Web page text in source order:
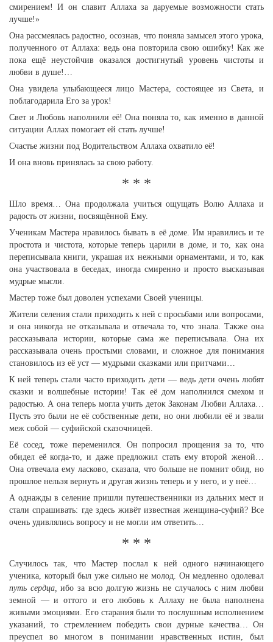
смирением! И он славит Аллаха за даруемые возможности стать
лучше!»
Она рассмеялась радостно, осознав, что поняла замысел этого урока,
полученного от Аллаха: ведь она повторила свою ошибку! Как же
пока ещё неустойчив оказался достигнутый уровень чистоты и
любви в душе!…
Она увидела улыбающееся лицо Мастера, состоящее из Света, и
поблагодарила Его за урок!
Свет и Любовь наполнили её! Она поняла то, как именно в данной
ситуации Аллах помогает ей стать лучше!
Счастье жизни под Водительством Аллаха охватило её!
И она вновь принялась за свою работу.
* * *
Шло время… Она продолжала учиться ощущать Волю Аллаха и
радость от жизни, посвящённой Ему.
Ученикам Мастера нравилось бывать в её доме. Им нравились и те
простота и чистота, которые теперь царили в доме, и то, как она
переписывала книги, украшая их нежными орнаментами, и то, как
она участвовала в беседах, иногда смиренно и просто высказывая
мудрые мысли.
Мастер тоже был доволен успехами Своей ученицы.
Жители селения стали приходить к ней с просьбами или вопросами,
и она никогда не отказывала и отвечала то, что знала. Также она
рассказывала истории, которые сама же переписывала. Она их
рассказывала очень простыми словами, и сложное для понимания
становилось из её уст — мудрыми сказками или притчами…
К ней теперь стали часто приходить дети — ведь дети очень любят
сказки и волшебные истории! Так её дом наполнился смехом и
радостью. А она теперь могла учить деток Законам Любви Аллаха…
Пусть это были не её собственные дети, но они любили её и звали
меж собой — суфийской сказочницей.
Её сосед, тоже переменился. Он попросил прощения за то, что
обидел её когда-то, и даже предложил стать ему второй женой…
Она отвечала ему ласково, сказала, что больше не помнит обид, но
прошлое нельзя вернуть и другая жизнь теперь и у него, и у неё…
А однажды в селение пришли путешественники из дальних мест и
стали спрашивать: где здесь живёт известная женщина-суфий? Все
очень удивлялись вопросу и не могли им ответить…
* * *
Случилось так, что Мастер послал к ней одного начинающего
ученика, который был уже сильно не молод. Он медленно одолевал
путь сердца, ибо за всю долгую жизнь не случалось с ним любви
земной — и оттого и его любовь к Аллаху не была наполнена
живыми эмоциями. Его старания были то послушным исполнением
указаний, то стремлением победить свои дурные качества… Он
преуспел во многом в понимании нравственных истин, был